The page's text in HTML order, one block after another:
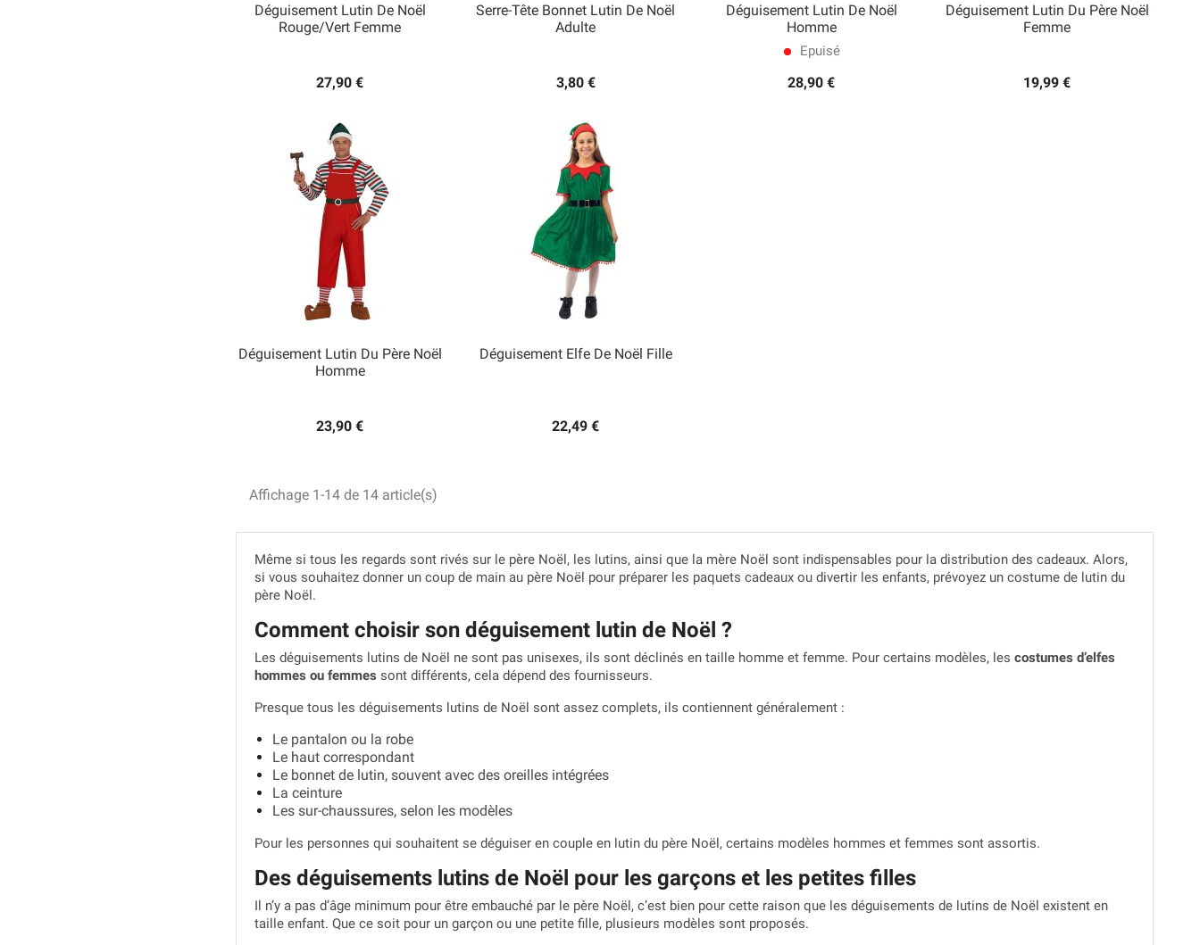
Déguisement Lutin De Noël
Rouge/Vert Femme
27,90 €
Serre-Tête Bonnet Lutin De Noël
Adulte
3,80 €
Déguisement Lutin De Noël
Homme
lens Epuisé
28,90 €
Aperçu rapide
Déguisement Lutin Du Père Noël
Femme
19,99 €
Déguisement Lutin Du Père Noël
Homme
23,90 €
Déguisement Elfe De Noël Fille
22,49 €
Affichage 1-14 de 14 article(s)
Même si tous les regards sont rivés sur le père Noël, les lutins, ainsi que la mère Noël sont indispensables pour la distribution des cadeaux. Alors,
si vous souhaitez donner un coup de main au père Noël pour préparer les paquets cadeaux ou divertir les enfants, prévoyez un costume de lutin du
père Noël.
Comment choisir son déguisement lutin de Noël ?
Les déguisements lutins de Noël ne sont pas unisexes, ils sont déclinés en taille homme et femme. Pour certains modèles, les costumes d’elfes
hommes ou femmes sont différents, cela dépend des fournisseurs.
Presque tous les déguisements lutins de Noël sont assez complets, ils contiennent généralement :
Le pantalon ou la robe
Le haut correspondant
Le bonnet de lutin, souvent avec des oreilles intégrées
La ceinture
Les sur-chaussures, selon les modèles
Pour les personnes qui souhaitent se déguiser en couple en lutin du père Noël, certains modèles hommes et femmes sont assortis.
Des déguisements lutins de Noël pour les garçons et les petites filles
Il n’y a pas d’âge minimum pour être embauché par le père Noël, c’est bien pour cette raison que les déguisements de lutins de Noël existent en
taille enfant. Que ce soit pour un garçon ou une petite fille, plusieurs modèles sont proposés.